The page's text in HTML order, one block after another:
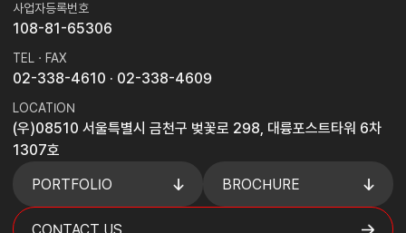
사업자등록번호
108-81-65306
TEL · FAX
02-338-4610 · 02-338-4609
LOCATION
(우)08510 서울특별시 금천구 벚꽃로 298, 대륭포스트타워 6차
1307호
PORTFOLIO
BROCHURE
CONTACT US